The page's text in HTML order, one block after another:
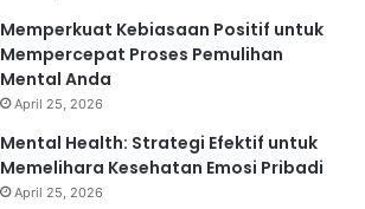
Memperkuat Kebiasaan Positif untuk
Mempercepat Proses Pemulihan
Mental Anda
April 25, 2026
Mental Health: Strategi Efektif untuk
Memelihara Kesehatan Emosi Pribadi
April 25, 2026